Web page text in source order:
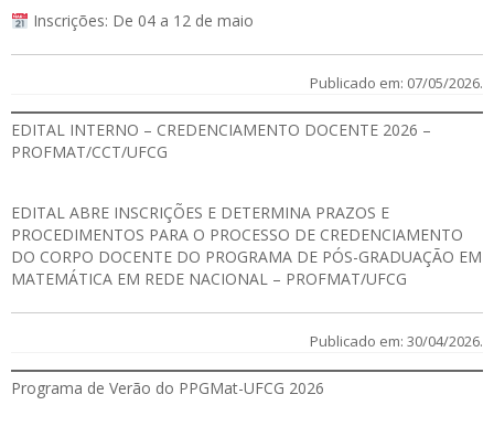
Inscrições: De 04 a 12 de maio
Publicado em: 07/05/2026.
EDITAL INTERNO – CREDENCIAMENTO DOCENTE 2026 –
PROFMAT/CCT/UFCG
EDITAL ABRE INSCRIÇÕES E DETERMINA PRAZOS E
PROCEDIMENTOS PARA O PROCESSO DE CREDENCIAMENTO
DO CORPO DOCENTE DO PROGRAMA DE PÓS-GRADUAÇÃO EM
MATEMÁTICA EM REDE NACIONAL – PROFMAT/UFCG
Publicado em: 30/04/2026.
Programa de Verão do PPGMat-UFCG 2026